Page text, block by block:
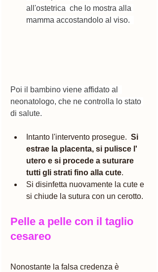
all'ostetrica  che lo mostra alla
mamma accostandolo al viso.
Poi il bambino viene affidato al
neonatologo, che ne controlla lo stato
di salute.
Intanto l'intervento prosegue. Si
estrae la placenta, si pulisce l'
utero e si procede a suturare
tutti gli strati fino alla cute.
Si disinfetta nuovamente la cute e
si chiude la sutura con un cerotto.
Pelle a pelle con il taglio
cesareo
Nonostante la falsa credenza è